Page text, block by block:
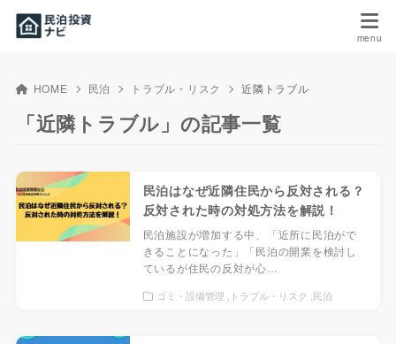
HOME 民泊 トラブル・リスク 近隣トラブル
「近隣トラブル」の記事一覧
民泊はなぜ近隣住民から反対される？
反対された時の対処方法を解説！
民泊施設が増加する中、「近所に民泊がで
きることになった」「民泊の開業を検討し
ているが住民の反対が心…
ゴミ・設備管理 トラブル・リスク 民泊